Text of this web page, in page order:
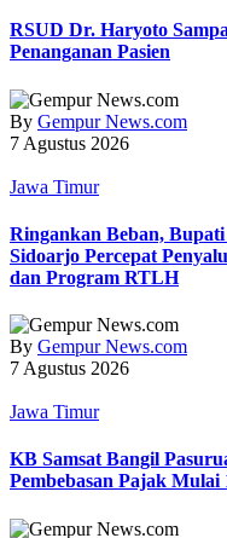
RSUD Dr. Haryoto
Penanganan Pasien
By Gempur News.com
7 Agustus 2026
Jawa Timur
Ringankan Beban,
Sidoarjo Percepat
dan Program RTLH
By Gempur News.com
7 Agustus 2026
Jawa Timur
KB Samsat Bangil
Pembebasan Pajak Mulai